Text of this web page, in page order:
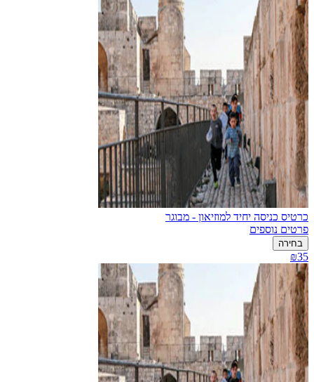
כרטיס כניסה יחיד למוזיאון - מבוגר
פרטים נוספים
בחירה
₪35